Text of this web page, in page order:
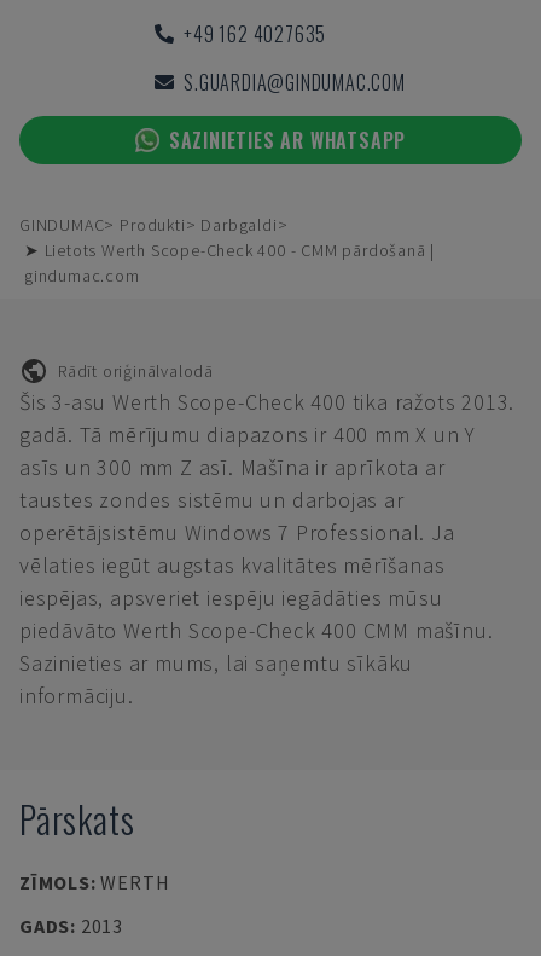
+49 162 4027635
S.GUARDIA@GINDUMAC.COM
SAZINIETIES AR WHATSAPP
GINDUMAC Produkti
Darbgaldi
➤ Lietots Werth Scope-Check 400 - CMM pārdošanā |
gindumac.com
Rādīt oriģinālvalodā
Šis 3-asu Werth Scope-Check 400 tika ražots 2013.
gadā. Tā mērījumu diapazons ir 400 mm X un Y
asīs un 300 mm Z asī. Mašīna ir aprīkota ar
taustes zondes sistēmu un darbojas ar
operētājsistēmu Windows 7 Professional. Ja
vēlaties iegūt augstas kvalitātes mērīšanas
iespējas, apsveriet iespēju iegādāties mūsu
piedāvāto Werth Scope-Check 400 CMM mašīnu.
Sazinieties ar mums, lai saņemtu sīkāku
informāciju.
Pārskats
ZĪMOLS:WERTH
GADS: 2013